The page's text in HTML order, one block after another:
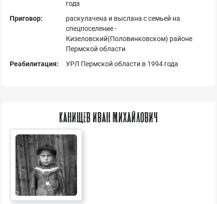
года
Приговор:
раскулачена и выслана с семьей на
спецпоселение -
Кизеловский(Половинковском) районе
Пермской области
Реабилитация:
УРЛ Пермской области в 1994 года
Канищев Иван Михайлович